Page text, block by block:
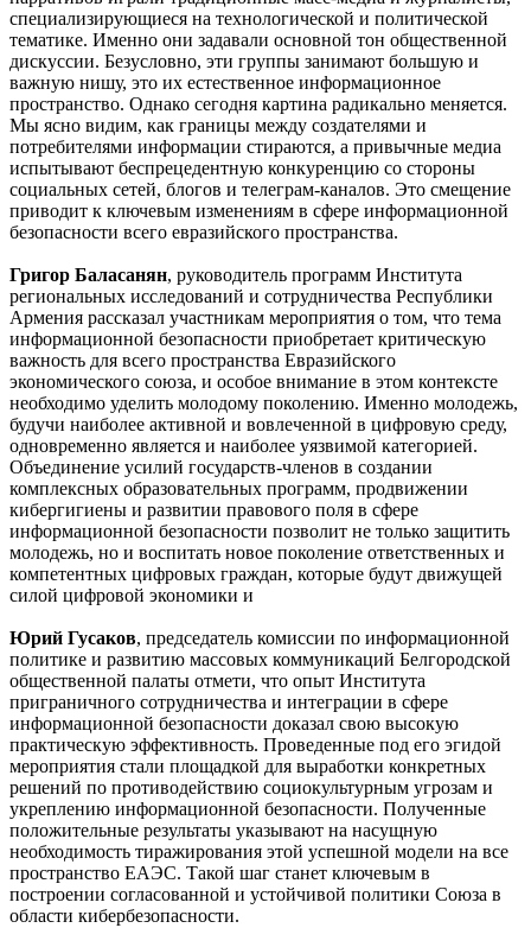
специализирующиеся на технологической и политической
тематике. Именно они задавали основной тон общественной
дискуссии. Безусловно, эти группы занимают большую и
важную нишу, это их естественное информационное
пространство. Однако сегодня картина радикально меняется.
Мы ясно видим, как границы между создателями и
потребителями информации стираются, а привычные медиа
испытывают беспрецедентную конкуренцию со стороны
социальных сетей, блогов и телеграм-каналов. Это смещение
приводит к ключевым изменениям в сфере информационной
безопасности всего евразийского пространства.
Григор Баласанян, руководитель программ Института
региональных исследований и сотрудничества Республики
Армения рассказал участникам мероприятия о том, что тема
информационной безопасности приобретает критическую
важность для всего пространства Евразийского
экономического союза, и особое внимание в этом контексте
необходимо уделить молодому поколению. Именно молодежь,
будучи наиболее активной и вовлеченной в цифровую среду,
одновременно является и наиболее уязвимой категорией.
Объединение усилий государств-членов в создании
комплексных образовательных программ, продвижении
кибергигиены и развитии правового поля в сфере
информационной безопасности позволит не только защитить
молодежь, но и воспитать новое поколение ответственных и
компетентных цифровых граждан, которые будут движущей
силой цифровой экономики и
Юрий Гусаков, председатель комиссии по информационной
политике и развитию массовых коммуникаций Белгородской
общественной палаты отмети, что опыт Института
приграничного сотрудничества и интеграции в сфере
информационной безопасности доказал свою высокую
практическую эффективность. Проведенные под его эгидой
мероприятия стали площадкой для выработки конкретных
решений по противодействию социокультурным угрозам и
укреплению информационной безопасности. Полученные
положительные результаты указывают на насущную
необходимость тиражирования этой успешной модели на все
пространство ЕАЭС. Такой шаг станет ключевым в
построении согласованной и устойчивой политики Союза в
области кибербезопасности.